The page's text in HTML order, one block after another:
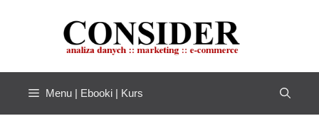
Menu | Ebooki | Kurs